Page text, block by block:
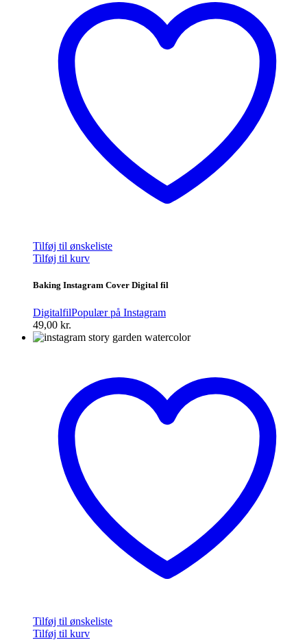
Tilføj til ønskeliste
Tilføj til kurv
Baking Instagram Cover Digital fil
DigitalfilPopulær på Instagram
49,00 kr.
Tilføj til ønskeliste
Tilføj til kurv